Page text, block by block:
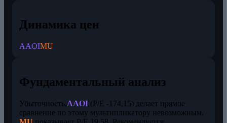
Динамика цен
AAOIMU
Фундаментальный анализ
Убыточность AAOI (P/E -174,15) делает прямое
сравнение по этому мультипликатору невозможным.